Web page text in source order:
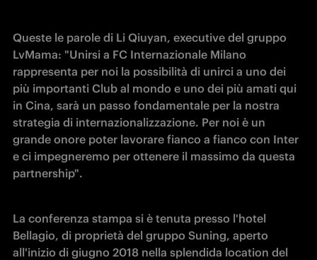
Queste le parole di Li Qiuyan, executive del gruppo
LvMama: "Unirsi a FC Internazionale Milano
rappresenta per noi la possibilità di unirci a uno dei
più importanti Club al mondo e uno dei più amati qui
in Cina, sarà un passo fondamentale per la nostra
strategia di internazionalizzazione. Per noi è un
grande onore poter lavorare fianco a fianco con Inter
e ci impegneremo per ottenere il massimo da questa
partnership".
La conferenza stampa si è tenuta presso l'hotel
Bellagio, di proprietà del gruppo Suning, aperto
all'inizio di giugno 2018 nella splendida location del